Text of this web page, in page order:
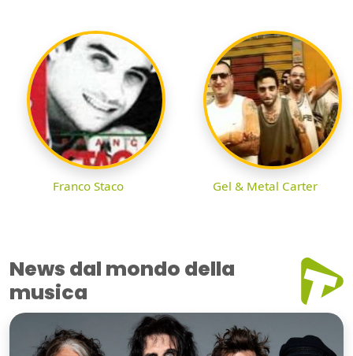
Franco Staco Gel & Metal Carter
News dal mondo della
musica